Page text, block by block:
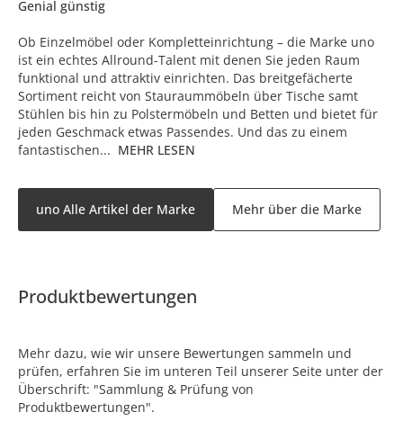
Genial günstig
Ob Einzelmöbel oder Kompletteinrichtung – die Marke uno
ist ein echtes Allround-Talent mit denen Sie jeden Raum
funktional und attraktiv einrichten. Das breitgefächerte
Sortiment reicht von Stauraummöbeln über Tische samt
Stühlen bis hin zu Polstermöbeln und Betten und bietet für
jeden Geschmack etwas Passendes. Und das zu einem
fantastischen... MEHR LESEN
uno Alle Artikel der Marke Mehr über die Marke
Produktbewertungen
Mehr dazu, wie wir unsere Bewertungen sammeln und
prüfen, erfahren Sie im unteren Teil unserer Seite unter der
Überschrift: "Sammlung & Prüfung von
Produktbewertungen".